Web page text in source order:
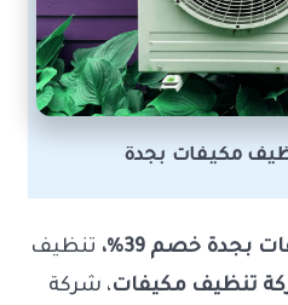
مكيفات بجدة
خصم 39%،
تنظيف
تنظيف مكيفات، شركة